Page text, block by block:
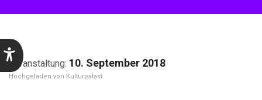
10. September 2018
Kulturpalast